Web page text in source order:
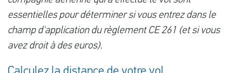
essentielles pour déterminer si vous entrez dans le
champ d'application du règlement CE 261 (et si vous
avez droit à des euros).